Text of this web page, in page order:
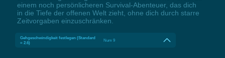
einem noch persönlicheren Survival-Abenteuer, das dich
in die Tiefe der offenen Welt zieht, ohne dich durch starre
Zeitvorgaben einzuschränken.
Gehgeschwindigkeit festlegen (Standard
= 2.6)
Num 9